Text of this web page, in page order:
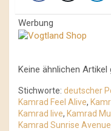
Werbung
Keine ähnlichen Artikel
Stichworte: deutscher
Kamrad Feel Alive,
Kamrad live, Kamrad
Kamrad Sunrise Avenue